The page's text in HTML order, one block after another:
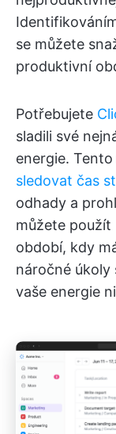
se můžete
produktivní
Potřebujete
sladili své
energie.
sledovat čas
odhady a
můžete použít
období, kdy
náročné úkoly
vaše energie